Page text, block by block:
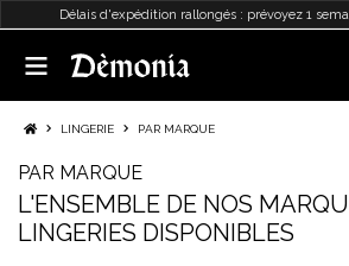
Délais d'expédition rallongés : prévoyez 1
LINGERIE PAR MARQUE
PAR MARQUE
L'ENSEMBLE DE NOS
LINGERIES DISPONIBLES